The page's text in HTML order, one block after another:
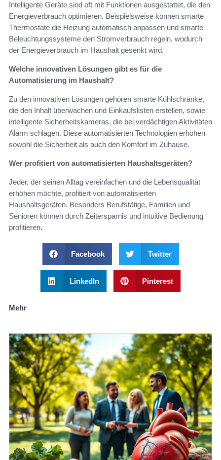
Intelligente Geräte sind oft mit Funktionen ausgestattet, die den
Energieverbrauch optimieren. Beispielsweise können smarte
Thermostate die Heizung automatisch anpassen und smarte
Beleuchtungssysteme den Stromverbrauch regeln, wodurch
der Energieverbrauch im Haushalt gesenkt wird.
Welche innovativen Lösungen gibt es für die
Automatisierung im Haushalt?
Zu den innovativen Lösungen gehören smarte Kühlschränke,
die den Inhalt überwachen und Einkaufslisten erstellen, sowie
intelligente Sicherheitskameras, die bei verdächtigen Aktivitäten
Alarm schlagen. Diese automatisierten Technologien erhöhen
sowohl die Sicherheit als auch den Komfort im Zuhause.
Wer profitiert von automatisierten Haushaltsgeräten?
Jeder, der seinen Alltag vereinfachen und die Lebensqualität
erhöhen möchte, profitiert von automatisierten
Haushaltsgeräten. Besonders Berufstätige, Familien und
Senioren können durch Zeitersparnis und intuitive Bedienung
profitieren.
Facebook Twitter
LinkedIn Pinterest
Mehr